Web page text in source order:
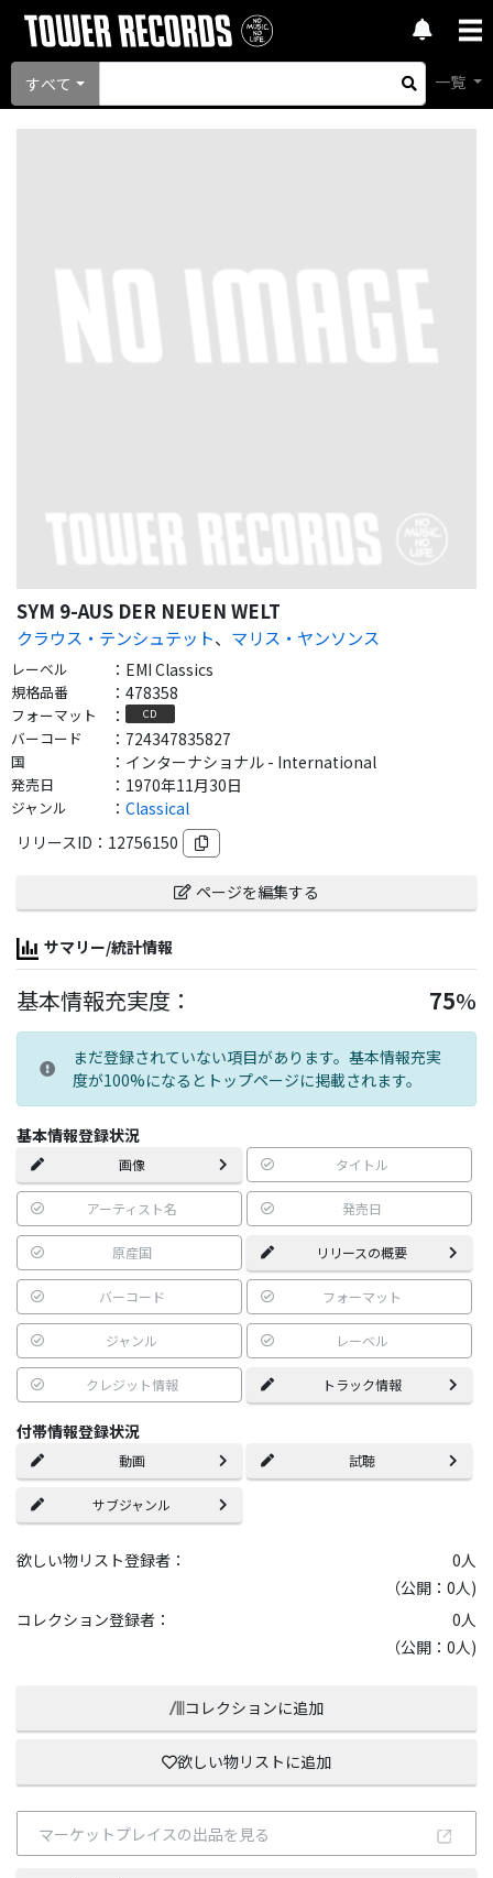
すべて 一覧
SYM 9-AUS DER NEUEN WELT
クラウス・テンシュテット、 マリス・ヤンソンス
レーベル ： EMI Classics
規格品番 ： 478358
フォーマット ： CD
バーコード ： 724347835827
国 ： インターナショナル - International
発売日 ： 1970年11月30日
ジャンル ： Classical
リリースID： 12756150
ページを編集する
サマリー/統計情報
基本情報充実度： 75%
まだ登録されていない項目があります。基本情報充実
度が100%になるとトップページに掲載されます。
基本情報登録状況
画像 タイトル
アーティスト名 発売日
原産国 リリースの概要
バーコード フォーマット
ジャンル レーベル
クレジット情報 トラック情報
付帯情報登録状況
動画 試聴
サブジャンル
欲しい物リスト登録者： 0人
（公開：0人)
コレクション登録者：
0人
（公開：0人)
コレクションに追加
欲しい物リストに追加
マーケットプレイスの出品を見る